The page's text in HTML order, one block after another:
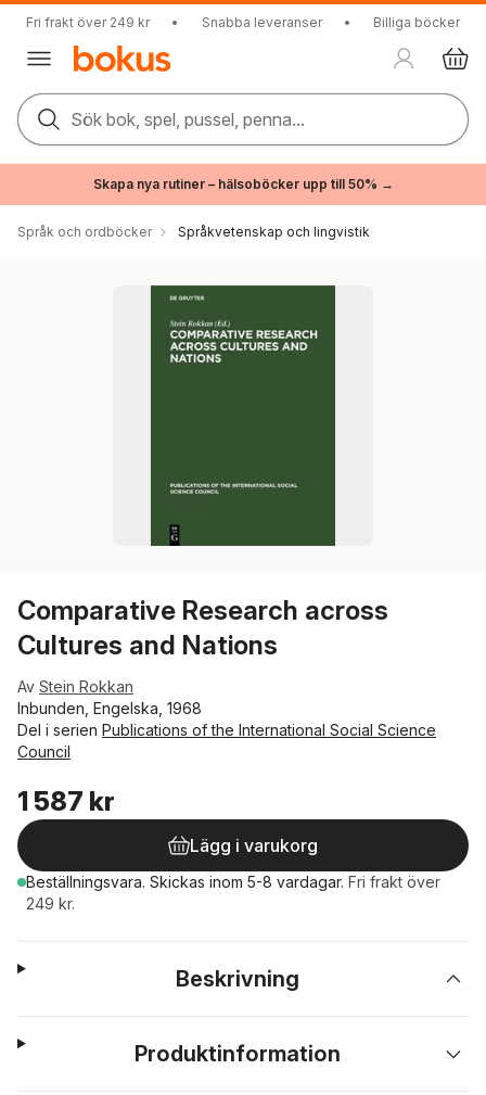
Fri frakt över 249 kr • Snabba leveranser • Billiga böcker
Sök bok, spel, pussel, penna...
Skapa nya rutiner – hälsoböcker upp till 50% →
Språk och ordböcker Språkvetenskap och lingvistik
Comparative Research across
Cultures and Nations
Av Stein Rokkan
Inbunden, Engelska, 1968
Del i serien Publications of the International Social Science
Council
1 587 kr
Lägg i varukorg
Beställningsvara. Skickas inom 5-8 vardagar. Fri frakt över
249 kr.
Beskrivning
Produktinformation